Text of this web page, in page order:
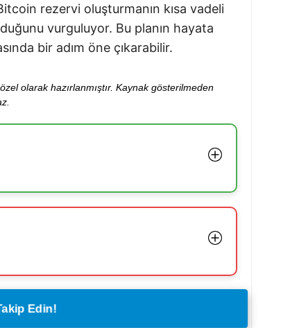
rezervi oluşturmanın kısa vadeli
vurguluyor. Bu planın hayata
bir adım öne çıkarabilir.
olarak hazırlanmıştır. Kaynak gösterilmeden
Edin!